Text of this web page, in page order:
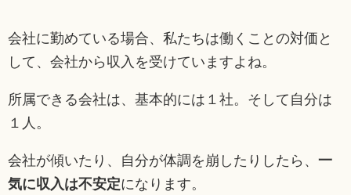
会社に勤めている場合、私たちは働くことの対価と
して、会社から収入を受けていますよね。
所属できる会社は、基本的には１社。そして自分は
１人。
会社が傾いたり、自分が体調を崩したりしたら、 一
気に収入は不安定になります。